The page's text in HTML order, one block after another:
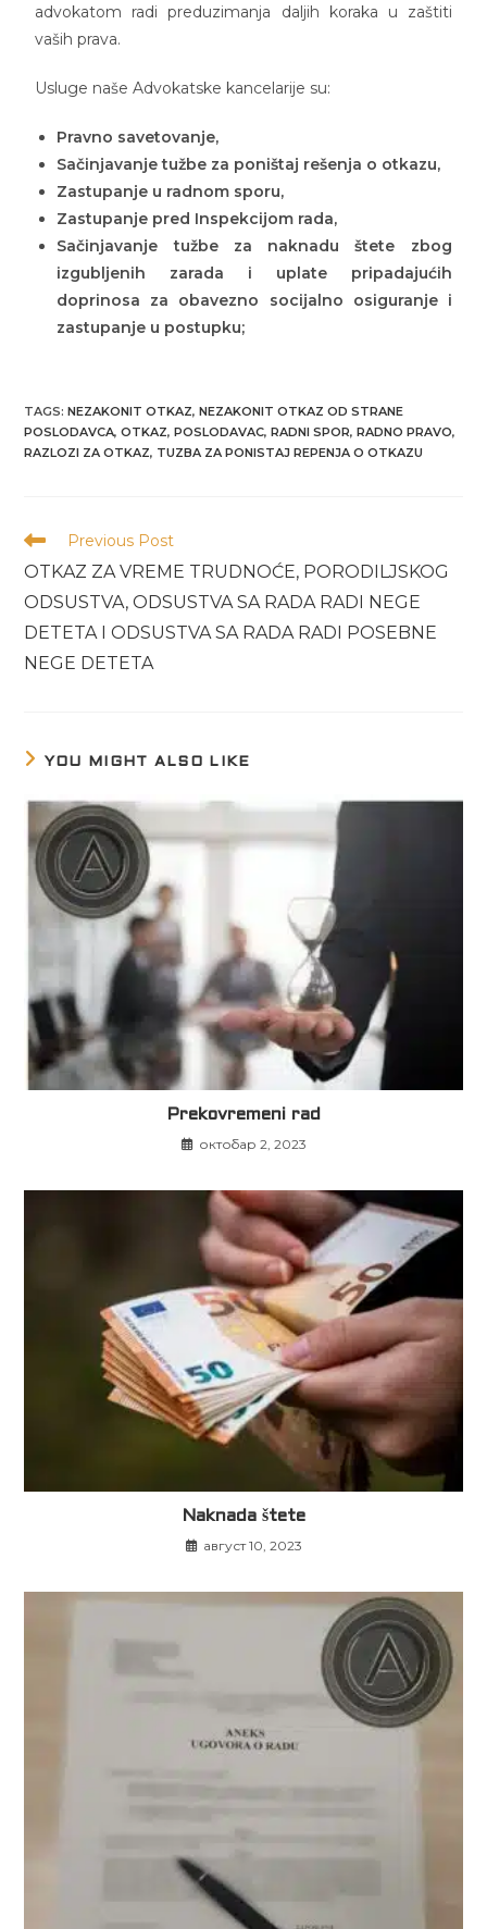
advokatom radi preduzimanja daljih koraka u zaštiti
vaših prava.
Usluge naše Advokatske kancelarije su:
Pravno savetovanje,
Sačinjavanje tužbe za poništaj rešenja o otkazu,
Zastupanje u radnom sporu,
Zastupanje pred Inspekcijom rada,
Sačinjavanje tužbe za naknadu štete zbog
izgubljenih zarada i uplate pripadajućih
doprinosa za obavezno socijalno osiguranje i
zastupanje u postupku;
TAGS:NEZAKONIT OTKAZ, NEZAKONIT OTKAZ OD STRANE
POSLODAVCA, OTKAZ, POSLODAVAC, RADNI SPOR, RADNO PRAVO,
RAZLOZI ZA OTKAZ, TUZBA ZA PONISTAJ REPENJA O OTKAZU
Previous Post
OTKAZ ZA VREME TRUDNOĆE, PORODILJSKOG
ODSUSTVA, ODSUSTVA SA RADA RADI NEGE
DETETA I ODSUSTVA SA RADA RADI POSEBNE
NEGE DETETA
YOU MIGHT ALSO LIKE
Prekovremeni rad
октобар 2, 2023
Naknada štete
август 10, 2023